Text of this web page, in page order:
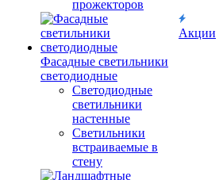
прожекторов
Фасадные светильники
светодиодные
Светодиодные
светильники
настенные
Светильники
встраиваемые в
стену
Акции